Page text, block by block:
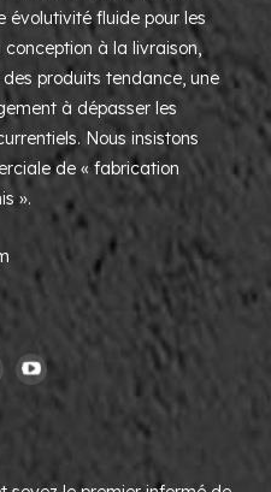
fluide pour les
à la livraison,
produits tendance, une
à dépasser les
Nous insistons
de « fabrication
».